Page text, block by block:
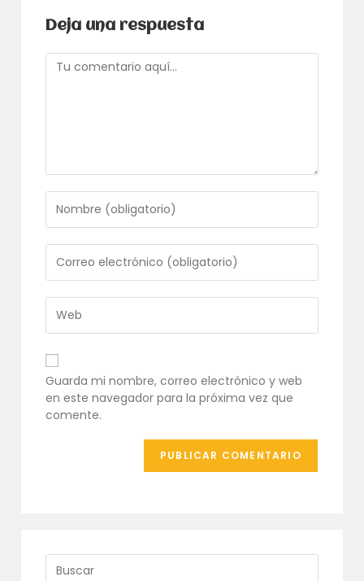
Deja una respuesta
Comentario
tu
nombre
o
nombre
de
usuario
para
comentar
tu
dirección
de
correo
electrónico
para
comentar
URL
de
tu
web
(opcional)
Guarda mi nombre, correo electrónico y web
en este navegador para la próxima vez que
comente.